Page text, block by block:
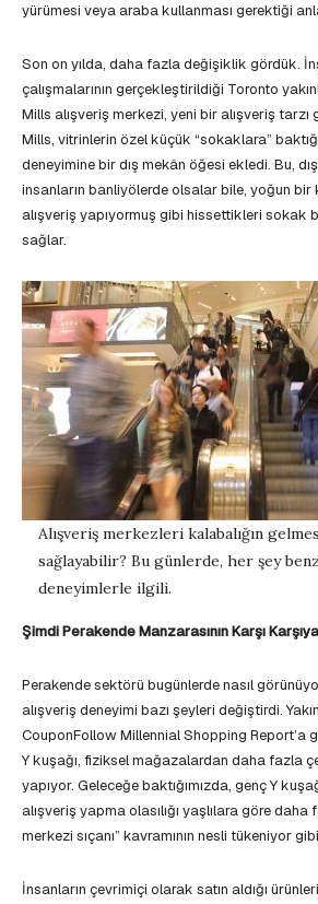
yürümesi veya araba kullanması gerektiği
Son on yılda, daha fazla değişiklik gördük.
çalışmalarının gerçekleştirildiği Toronto
Mills alışveriş merkezi, yeni bir alışveriş tarzı
Mills, vitrinlerin özel küçük “sokaklara”
deneyimine bir dış mekân öğesi ekledi. Bu,
insanların banliyölerde olsalar bile, yoğun bir
alışveriş yapıyormuş gibi hissettikleri sokak
sağlar.
Alışveriş merkezleri kalabalığın
sağlayabilir? Bu günlerde, her şey
deneyimlerle ilgili.
Şimdi Perakende Manzarasının Karşı
Perakende sektörü bugünlerde nasıl
alışveriş deneyimi bazı şeyleri değiştirdi.
CouponFollow Millennial Shopping Report’a
Y kuşağı, fiziksel mağazalardan daha fazla
yapıyor. Geleceğe baktığımızda, genç Y
alışveriş yapma olasılığı yaşlılara göre daha
merkezi sıçanı” kavramının nesli tükeniyor
İnsanların çevrimiçi olarak satın aldığı